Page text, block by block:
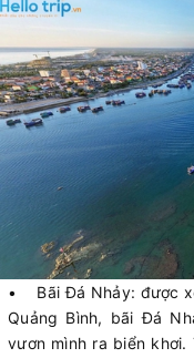
• Bãi Đá Nhảy: được
Quảng Bình, bãi Đá
vươn mình ra biển